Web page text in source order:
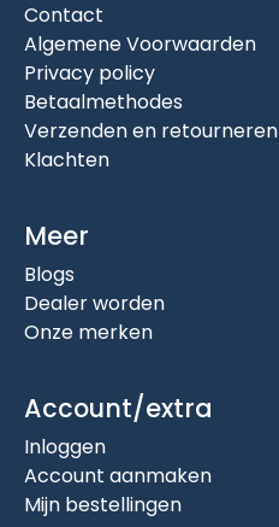
Contact
Algemene Voorwaarden
Privacy policy
Betaalmethodes
Verzenden en retourneren
Klachten
Meer
Blogs
Dealer worden
Onze merken
Account/extra
Inloggen
Account aanmaken
Mijn bestellingen